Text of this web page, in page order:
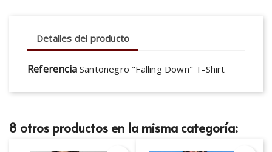
Detalles del producto
Referencia Santonegro "Falling Down" T-Shirt
8 otros productos en la misma categoría: